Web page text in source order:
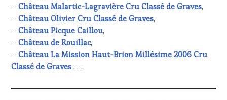
–Château Malartic-Lagravière Cru Classé de Graves,
–Château Olivier Cru Classé de Graves,
–Château Picque Caillou,
–Château de Rouillac,
–Château La Mission Haut-Brion Millésime 2006 Cru
Classé de Graves, …